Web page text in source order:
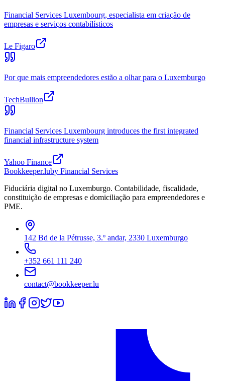
Financial Services Luxembourg, especialista em criação de
empresas e serviços contabilísticos
Le Figaro
Por que mais empreendedores estão a olhar para o Luxemburgo
TechBullion
Financial Services Luxembourg introduces the first integrated
financial infrastructure system
Yahoo Finance
Bookkeeper.luby Financial Services
Fiduciária digital no Luxemburgo. Contabilidade, fiscalidade,
constituição de empresas e domiciliação para empreendedores e
PME.
142 Bd de la Pétrusse, 3.º andar, 2330 Luxemburgo
+352 661 111 240
contact@bookkeeper.lu